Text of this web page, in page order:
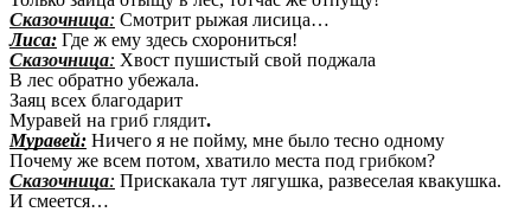
Сказочница: Смотрит рыжая лисица…
Лиса: Где ж ему здесь схорониться!
Сказочница: Хвост пушистый свой поджала
В лес обратно убежала.
Заяц всех благодарит
Муравей на гриб глядит.
Муравей: Ничего я не пойму, мне было тесно одному
Почему же всем потом, хватило места под грибком?
Сказочница: Прискакала тут лягушка, развеселая квакушка.
И смеется…